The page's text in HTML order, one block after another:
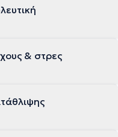
& στρες